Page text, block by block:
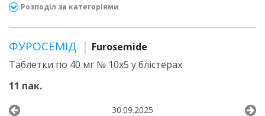
Розподіл за категоріями
ФУРОСЕМІД
Furosemide
Таблетки по 40 мг № 10х5 у блістерах
11 пак.
30.09.2025